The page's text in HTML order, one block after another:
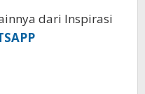
dari Inspirasi